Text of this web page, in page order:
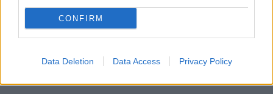
CONFIRM
Data Deletion Data Access Privacy Policy